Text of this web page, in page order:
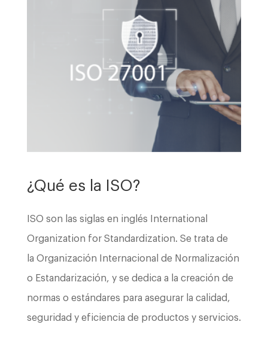
¿Qué es la ISO?
ISO son las siglas en inglés International
Organization for Standardization. Se trata de
la Organización Internacional de Normalización
o Estandarización, y se dedica a la creación de
normas o estándares para asegurar la calidad,
seguridad y eficiencia de productos y servicios.